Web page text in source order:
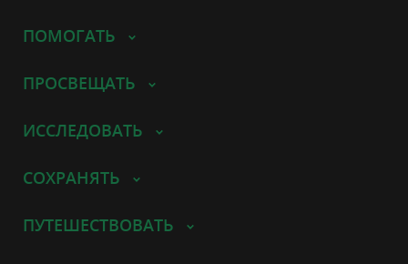
ПОМОГАТЬ
ПРОСВЕЩАТЬ
ИССЛЕДОВАТЬ
СОХРАНЯТЬ
ПУТЕШЕСТВОВАТЬ